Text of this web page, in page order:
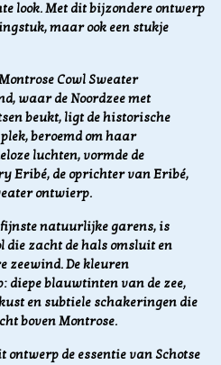
look. Met dit bijzondere ontwerp
maar ook een stukje
Cowl Sweater
waar de Noordzee met
beukt, ligt de historische
beroemd om haar
luchten, vormde de
Eribé, de oprichter van Eribé,
ontwierp.
fijnste natuurlijke garens, is
die zacht de hals omsluit en
zeewind. De kleuren
diepe blauwtinten van de zee,
en subtiele schakeringen die
boven Montrose.
de essentie van Schotse